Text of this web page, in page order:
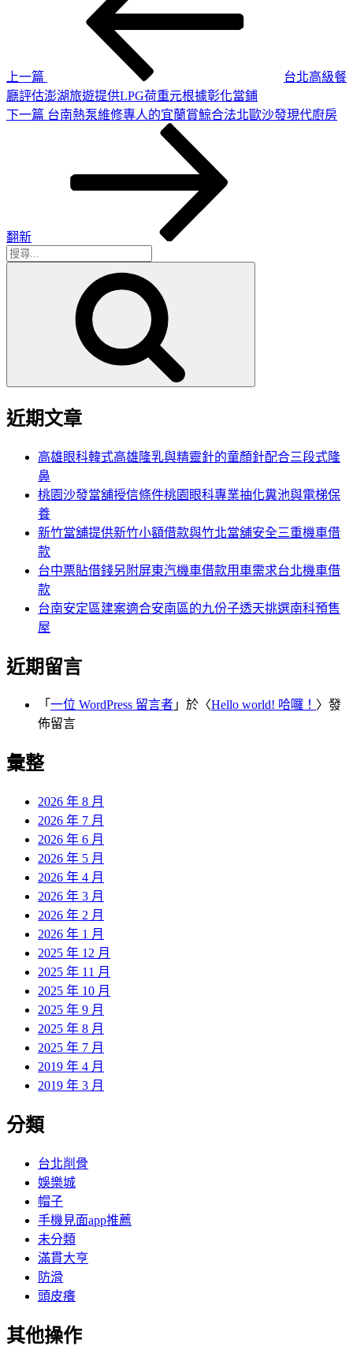
上一篇
台北高級餐
廳評估澎湖旅遊提供LPG荷重元根據彰化當鋪
下
下一篇 台南熱泵維修專人的宜蘭賞鯨合法北歐沙發現代廚房
翻新
搜
近期文章
高雄眼科韓式高雄隆乳與精靈針的童顏針配合三段式隆
鼻
桃園沙發當舖授信條件桃園眼科專業抽化糞池與電梯保
養
新竹當舖提供新竹小額借款與竹北當舖安全三重機車借
款
台中票貼借錢另附屏東汽機車借款用車需求台北機車借
款
台南安定區建案適合安南區的九份子透天挑選南科預售
屋
近期留言
「 一位 WordPress 留言者 」於〈Hello world! 哈囉！ 〉發
佈留言
彙整
2026 年 8 月
2026 年 7 月
2026 年 6 月
2026 年 5 月
2026 年 4 月
2026 年 3 月
2026 年 2 月
2026 年 1 月
2025 年 12 月
2025 年 11 月
2025 年 10 月
2025 年 9 月
2025 年 8 月
2025 年 7 月
2019 年 4 月
2019 年 3 月
分類
台北削骨
娛樂城
帽子
手機見面app推薦
未分類
滿貫大亨
防滑
頭皮癢
其他操作